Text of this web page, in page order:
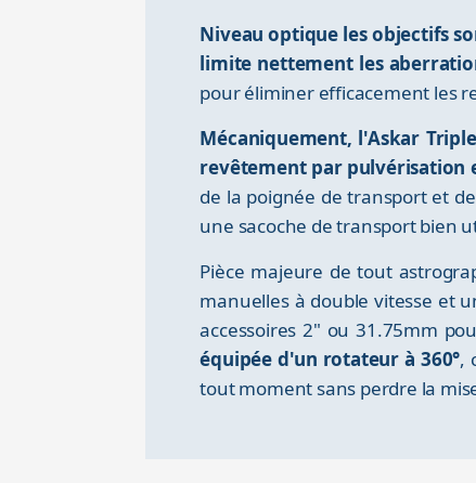
Niveau optique les objectifs
limite nettement les
pour éliminer efficacement les
Mécaniquement, l'Askar
revêtement par pulvérisation
de la poignée de transport et
une sacoche de transport bien
Pièce majeure de tout
manuelles à double vitesse et
accessoires 2" ou 31.75mm
équipée d'un rotateur à 360°,
tout moment sans perdre la